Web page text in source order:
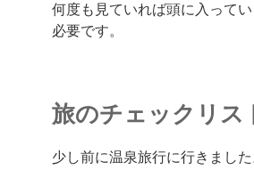
何度も見ていれば頭に入って
必要です。
旅のチェックリス
少し前に温泉旅行に行きました